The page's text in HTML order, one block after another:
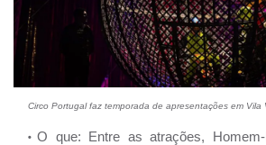
Circo Portugal faz temporada de apresentações em
O que: Entre as atrações,